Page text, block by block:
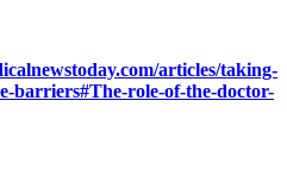
articles/taking-
barriers#The-role-of-the-doctor-